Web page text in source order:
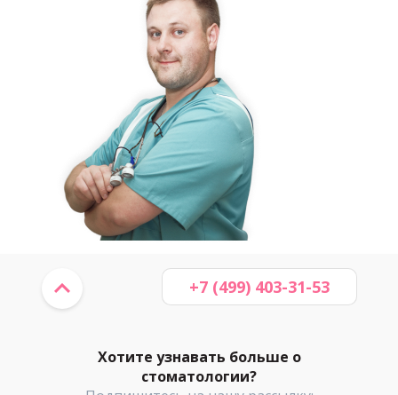
Хотите узнавать больше о
стоматологии?
+7 (499) 403-31-53